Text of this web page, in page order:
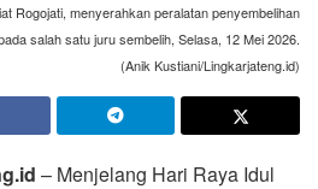
Rogojati, menyerahkan peralatan penyembelihan
salah satu juru sembelih, Selasa, 12 Mei 2026.
(Anik Kustiani/Lingkarjateng.id)
– Menjelang Hari Raya Idul